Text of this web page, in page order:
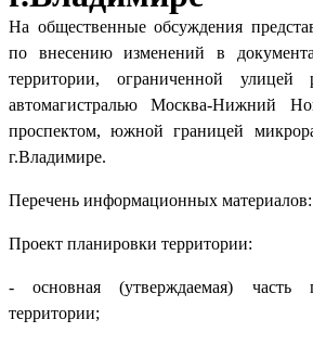
На общественные обсуждения
по внесению изменений в
территории, ограниченной улицей
автомагистралью Москва-Нижний
проспектом, южной границей
г.Владимире.
Перечень информационных материалов:
Проект планировки территории:
- основная (утверждаемая) часть
территории;